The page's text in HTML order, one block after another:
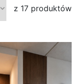
z 17 produktów